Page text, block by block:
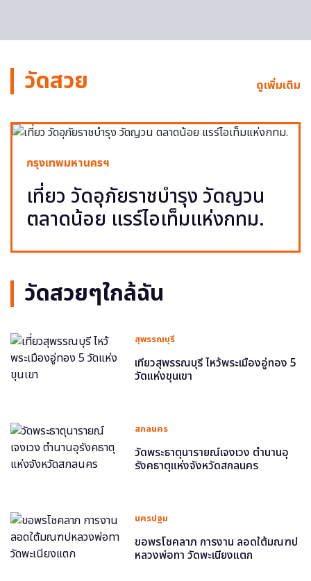
วัดสวย ดูเพิ่มเติม
กรุงเทพมหานครฯ
เที่ยว วัดอุภัยราชบำรุง วัดญวน
ตลาดน้อย แรร์ไอเท็มแห่งกทม.
วัดสวยๆใกล้ฉัน
สุพรรณบุรี
เที่ยวสุพรรณบุรี ไหว้พระเมืองอู่ทอง 5
วัดแห่งขุนเขา
สกลนคร
วัดพระธาตุนารายณ์เจงเวง ตำนานอุ
รังคธาตุแห่งจังหวัดสกลนคร
นครปฐม
ขอพรโชคลาภ การงาน ลอดใต้มณฑป
หลวงพ่อทา วัดพะเนียงแตก